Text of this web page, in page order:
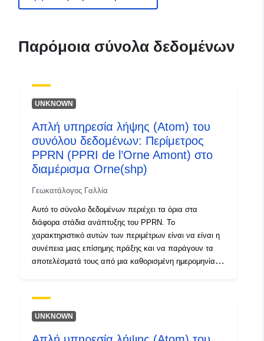
ide.developpement-
56ff-4454-b9d3-
4c53-acc9-25faf15d061c
Τύπος:
Πόρος:
http://inspire.ec.europa.eu/
codelist/SpatialDataServiceType/
Παρόμοια σύνολα δεδομένων
UNKNOWN
Απλή υπηρεσία λήψης (Atom) του
συνόλου δεδομένων: Περίμετρος
PPRN (PPRI de l’Orne Amont) στο
διαμέρισμα Orne(shp)
Γεωκατάλογος Γαλλία
Αυτό το σύνολο δεδομένων περιέχει τα όρια στα
διάφορα στάδια ανάπτυξης του PPRN. Το
χαρακτηριστικό αυτών των περιμέτρων είναι να είναι η
συνέπεια μιας επίσημης πράξης και να παράγουν τα
αποτελέσματά τους από μια καθορισμένη ημερομηνία.
(φυσικού ή τεχνολογικού) — εύρος έκθεσης σε
κινδύνους που αντιστοιχεί στο πεδίο εφαρμογής που
περίμετρος είναι μια βοηθητική δουλεία (PM1 για
UNKNOWN